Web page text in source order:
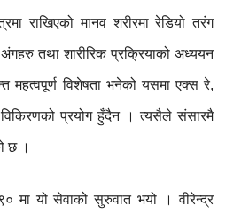
राखिएको मानव शरीरमा रेडियो तरंग
तथा शारीरिक प्रक्रियाको अध्ययन
महत्वपूर्ण विशेषता भनेको यसमा एक्स रे,
विकिरणको प्रयोग हुँदैन । त्यसैले संसारमै
छ ।
मा यो सेवाको सुरुवात भयो । वीरेन्द्र